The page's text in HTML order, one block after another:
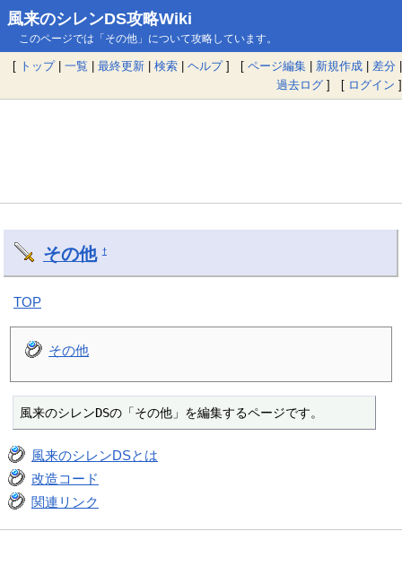
風来のシレンDS攻略Wiki
このページでは「その他」について攻略しています。
[ トップ| 一覧 | 最終更新 | 検索 | ヘルプ] [ ページ編集 | 新規作成 | 差分 |
過去ログ ] [ ログイン ]
その他 †
TOP
その他
風来のシレンDSの「その他」を編集するページです。
風来のシレンDSとは
改造コード
関連リンク